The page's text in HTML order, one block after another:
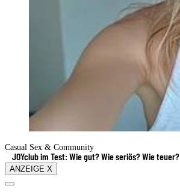
Casual Sex & Community
JOYclub im Test: Wie gut? Wie seriös? Wie teuer?
ANZEIGE X